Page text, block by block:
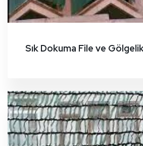
Sık Dokuma File ve